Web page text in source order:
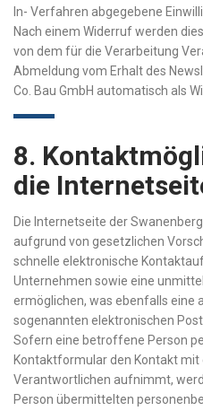
In- Verfahren abgegebene
Nach einem Widerruf werden
von dem für die Verarbeitung
Abmeldung vom Erhalt des
Co. Bau GmbH automatisch als
8.
die
Die Internetseite der
aufgrund von gesetzlichen
schnelle elektronische
Unternehmen sowie eine
ermöglichen, was ebenfalls eine
sogenannten elektronischen
Sofern eine betroffene Person
Kontaktformular den Kontakt
Verantwortlichen aufnimmt,
Person übermittelten